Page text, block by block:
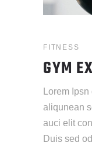
FITNESS
GYM
Lorem
aliqunean
auci elit
Duis sed